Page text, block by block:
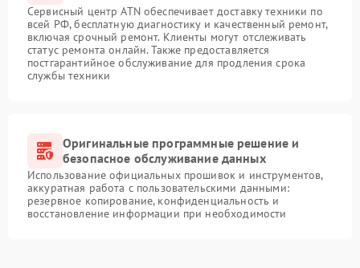
Сервисный центр ATN обеспечивает доставку техники по
всей РФ, бесплатную диагностику и качественный ремонт,
включая срочный ремонт. Клиенты могут отслеживать
статус ремонта онлайн. Также предоставляется
постгарантийное обслуживание для продления срока
службы техники
Оригинальные программные решение и
безопасное обслуживание данных
Использование официальных прошивок и инструментов,
аккуратная работа с пользовательскими данными:
резервное копирование, конфиденциальность и
восстановление информации при необходимости